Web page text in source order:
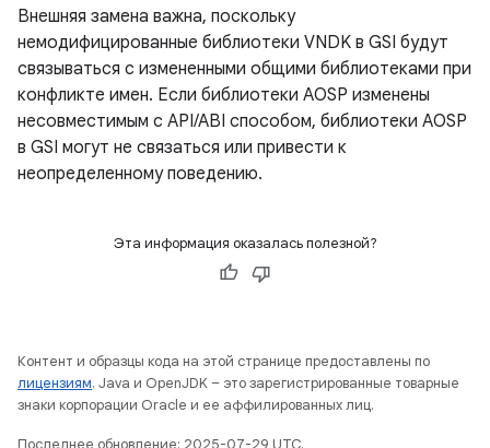
Внешняя замена важна, поскольку
немодифицированные библиотеки VNDK в GSI будут
связываться с измененными общими библиотеками при
конфликте имен. Если библиотеки AOSP изменены
несовместимым с API/ABI способом, библиотеки AOSP
в GSI могут не связаться или привести к
неопределенному поведению.
Эта информация оказалась полезной?
Контент и образцы кода на этой странице предоставлены по
лицензиям. Java и OpenJDK – это зарегистрированные товарные
знаки корпорации Oracle и ее аффилированных лиц.
Последнее обновление: 2025-07-29 UTC.